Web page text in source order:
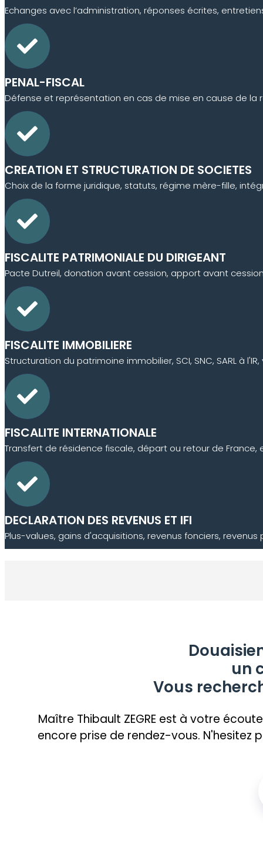
Echanges avec l’administration, réponses écrites,
PENAL-FISCAL
Défense et représentation en cas de mise en cause de la
CREATION ET STRUCTURATION DE SOCIETES
Choix de la forme juridique, statuts, régime mère-fille,
FISCALITE PATRIMONIALE DU DIRIGEANT
Pacte Dutreil, donation avant cession, apport avant
FISCALITE IMMOBILIERE
Structuration du patrimoine immobilier, SCI, SNC, SARL à
FISCALITE INTERNATIONALE
Transfert de résidence fiscale, départ ou retour de
DECLARATION DES REVENUS ET IFI
Plus-values, gains d'acquisitions, revenus fonciers,
un
Vous
Maître Thibault ZEGRE est à votre
encore prise de rendez-vous. N'hesitez